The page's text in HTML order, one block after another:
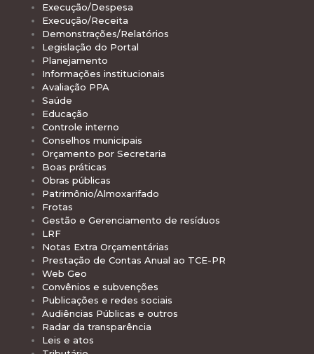
Execução/Despesa
Execução/Receita
Demonstrações/Relatórios
Legislação do Portal
Planejamento
Informações institucionais
Avaliação PPA
Saúde
Educação
Controle interno
Conselhos municipais
Orçamento por Secretaria
Boas práticas
Obras públicas
Patrimônio/Almoxarifado
Frotas
Gestão e Gerenciamento de resíduos
LRF
Notas Extra Orçamentárias
Prestação de Contas Anual ao TCE-PR
Web Geo
Convênios e subvenções
Publicações e redes sociais
Audiências Públicas e outros
Radar da transparência
Leis e atos